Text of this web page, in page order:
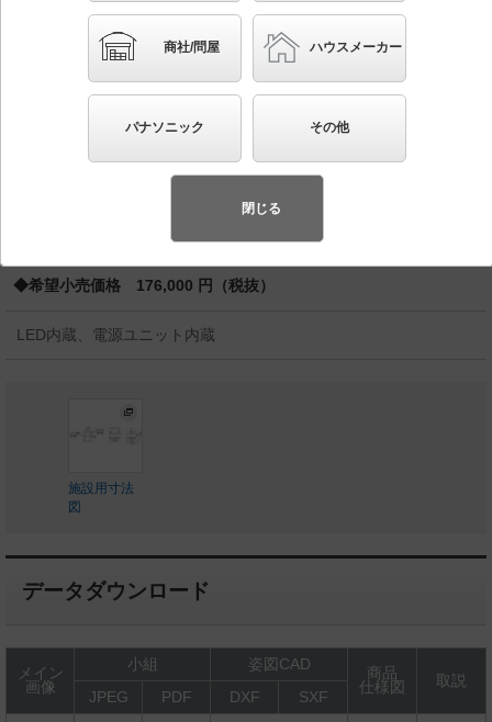
かんたん照度計算
天井直付型 LED（昼白色） 高天井用照明器具 広角
タイプ 連続調光型調光タイプ（ライコン別売） パネ
ル付型 水銀灯400形1灯器具相当 1500形
（省エネ・デザイン性・配光制御など様々なご
要望にお応えできる商品群です。）
◆希望小売価格 176,000 円（税抜）
LED内蔵、電源ユニット内蔵
施設用寸法
図
データダウンロード
メイン
画像
小組 姿図CAD
商品
仕様図
取説
JPEG
PDF DXF SXF
商社/問屋 ハウスメーカー
パナソニック その他
閉じる